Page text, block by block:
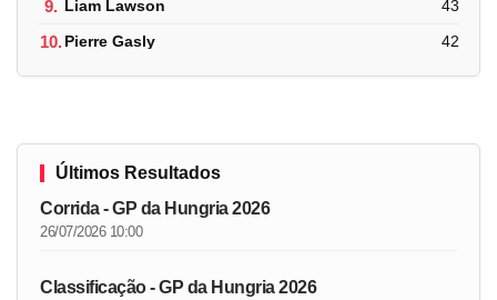
9. Liam Lawson 43
10.Pierre Gasly 42
Últimos Resultados
Corrida - GP da Hungria 2026
26/07/2026 10:00
Classificação - GP da Hungria 2026